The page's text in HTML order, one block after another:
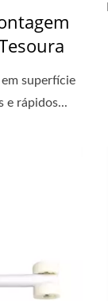
superfície
e rápidos...